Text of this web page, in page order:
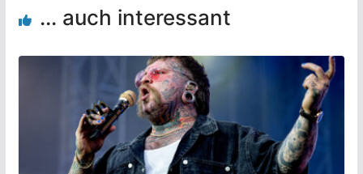
... auch interessant